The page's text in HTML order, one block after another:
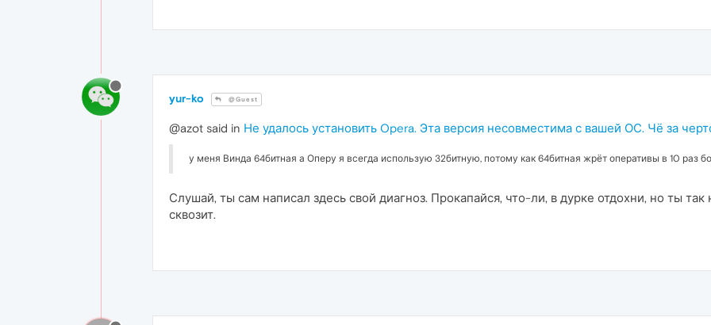
yur-ko @Guest
@azot said in Не удалось установить Opera. Эта версия несовместима с вашей ОС. Чё за
у меня Винда 64битная а Оперу я всегда использую 32битную, потому как 64битная жрёт оперативы в 10 раз
Слушай, ты сам написал здесь свой диагноз. Прокапайся, что-ли, в дурке отдохни, но ты
сквозит.